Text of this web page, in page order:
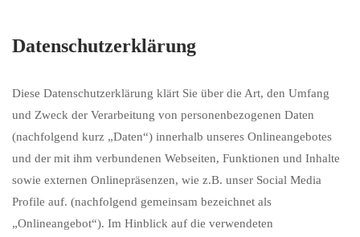
Datenschutzerklärung
Diese Datenschutzerklärung klärt Sie über die Art, den Umfang
und Zweck der Verarbeitung von personenbezogenen Daten
(nachfolgend kurz „Daten“) innerhalb unseres Onlineangebotes
und der mit ihm verbundenen Webseiten, Funktionen und Inhalte
sowie externen Onlinepräsenzen, wie z.B. unser Social Media
Profile auf. (nachfolgend gemeinsam bezeichnet als
„Onlineangebot“). Im Hinblick auf die verwendeten